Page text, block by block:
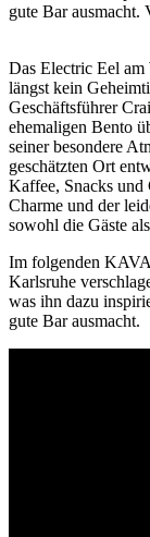
gute Bar ausmacht.
Das Electric Eel am
längst kein
Geschäftsführer
ehemaligen Bento
seiner besondere
geschätzten Ort
Kaffee, Snacks und
Charme und der
sowohl die Gäste
Im folgenden
Karlsruhe
was ihn dazu
gute Bar ausmacht.